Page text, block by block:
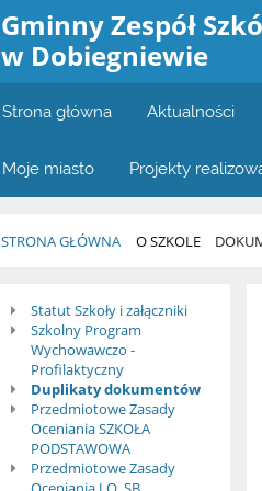
Gminny Zespół
w Dobiegniewie
Strona główna Aktualności
Moje miasto Projekty
STRONA GŁÓWNA O SZKOLE
Dokumenty
Szkolne
Statut Szkoły i załączniki
Szkolny Program
Wychowawczo -
Profilaktyczny
Duplikaty dokumentów
Przedmiotowe Zasady
Oceniania SZKOŁA
PODSTAWOWA
Przedmiotowe Zasady